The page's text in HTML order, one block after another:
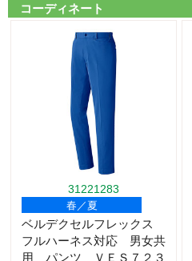
コーディネート
31221283
春／夏
ベルデクセルフレックス
フルハーネス対応 男女共
用 パンツ ＶＥＳ７２３